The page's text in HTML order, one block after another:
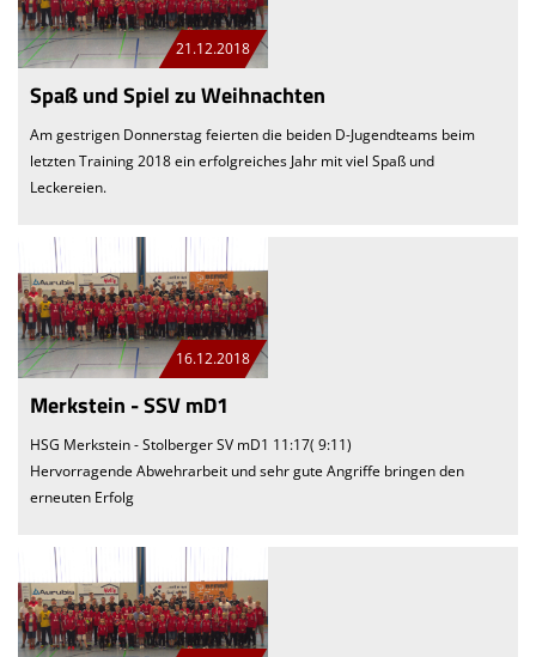
21.12.2018
Spaß und Spiel zu Weihnachten
Am gestrigen Donnerstag feierten die beiden D-Jugendteams beim
letzten Training 2018 ein erfolgreiches Jahr mit viel Spaß und
Leckereien.
16.12.2018
Merkstein - SSV mD1
HSG Merkstein - Stolberger SV mD1 11:17( 9:11)
Hervorragende Abwehrarbeit und sehr gute Angriffe bringen den
erneuten Erfolg